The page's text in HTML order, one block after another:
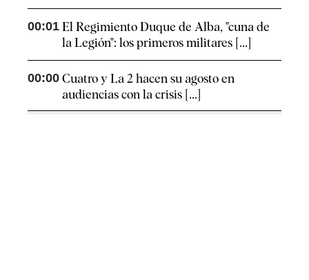
00:01 El Regimiento Duque de Alba, "cuna de
la Legión": los primeros militares [...]
00:00 Cuatro y La 2 hacen su agosto en
audiencias con la crisis [...]